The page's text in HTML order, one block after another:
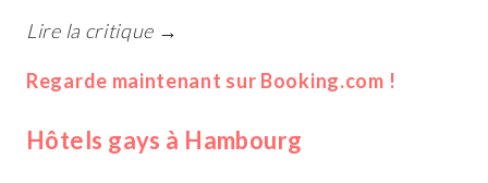
Lire la critique →
Regarde maintenant sur Booking.com !
Hôtels gays à Hambourg